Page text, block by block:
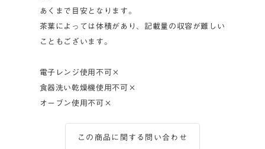
あくまで目安となります。
茶葉によっては体積があり、記載量の収容が難しい
こともございます。
電子レンジ使用不可×
食器洗い乾燥機使用不可×
オーブン使用不可×
この商品に関する問い合わせ